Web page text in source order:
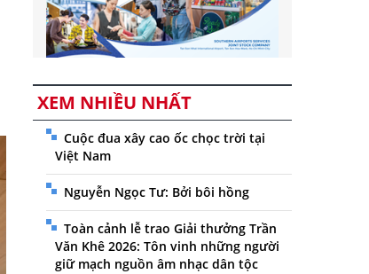
XEM NHIỀU NHẤT
Cuộc đua xây cao ốc chọc trời tại
Việt Nam
Nguyễn Ngọc Tư: Bởi bôi hồng
Toàn cảnh lễ trao Giải thưởng Trần
Văn Khê 2026: Tôn vinh những người
giữ mạch nguồn âm nhạc dân tộc